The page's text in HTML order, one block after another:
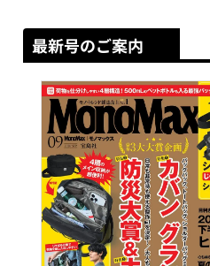
最新号のご案内